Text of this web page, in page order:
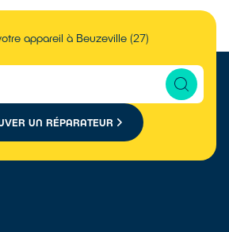
appareil à Beuzeville (27)
UN RÉPARATEUR